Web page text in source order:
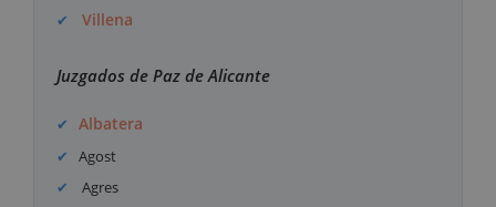
Villena
Juzgados de Paz de Alicante
Albatera
Agost
Agres